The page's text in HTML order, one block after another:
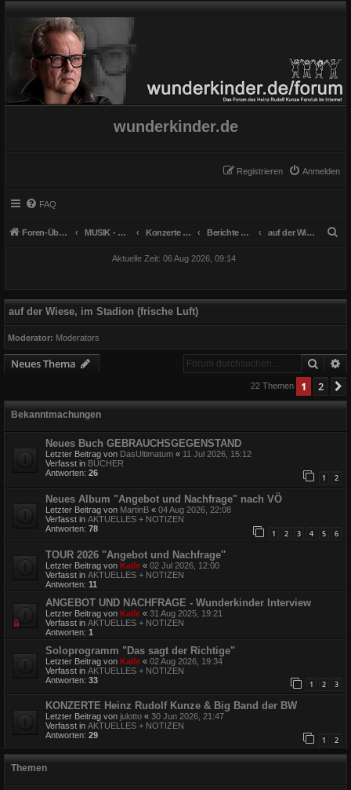
wunderkinder.de
Anmelden
Registrieren
FAQ
Foren-Übersicht MUSIK - Konzerte, Instrumente und Gesang Konzerte mit "Verstärkung" Berichte und Erlebnisse auf der Wiese, im Stadion (frische Luft)
Aktuelle Zeit: 06 Aug 2026, 09:14
auf der Wiese, im Stadion (frische Luft)
Moderator: Moderators
Neues Thema Suche
22 Themen 1 2
Bekanntmachungen
Neues Buch GEBRAUCHSGEGENSTAND
Letzter Beitrag von DasUltimatum « 11 Jul 2026, 15:12
Verfasst in BÜCHER
Antworten: 26 1 2
Neues Album "Angebot und Nachfrage" nach VÖ
Letzter Beitrag von MartinB « 04 Aug 2026, 22:08
Verfasst in AKTUELLES + NOTIZEN
Antworten: 78 1 2 3 4 5 6
TOUR 2026 "Angebot und Nachfrage″
Letzter Beitrag von Kalle « 02 Jul 2026, 12:00
Verfasst in AKTUELLES + NOTIZEN
Antworten: 11
ANGEBOT UND NACHFRAGE - Wunderkinder Interview
Letzter Beitrag von Kalle « 31 Aug 2025, 19:21
Verfasst in AKTUELLES + NOTIZEN
Antworten: 1
Soloprogramm "Das sagt der Richtige"
Letzter Beitrag von Kalle « 02 Aug 2026, 19:34
Verfasst in AKTUELLES + NOTIZEN
Antworten: 33 1 2 3
KONZERTE Heinz Rudolf Kunze & Big Band der BW
Letzter Beitrag von julotto « 30 Jun 2026, 21:47
Verfasst in AKTUELLES + NOTIZEN
Antworten: 29 1 2
Themen